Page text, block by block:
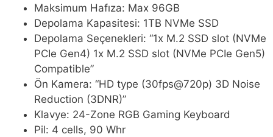
Maksimum Hafıza: Max 96GB
Depolama Kapasitesi: 1TB NVMe SSD
Depolama Seçenekleri: “1x M.2 SSD slot (NVMe
PCIe Gen4) 1x M.2 SSD slot (NVMe PCIe Gen5)
Compatible”
Ön Kamera: “HD type (30fps@720p) 3D Noise
Reduction (3DNR)”
Klavye: 24-Zone RGB Gaming Keyboard
Pil: 4 cells, 90 Whr